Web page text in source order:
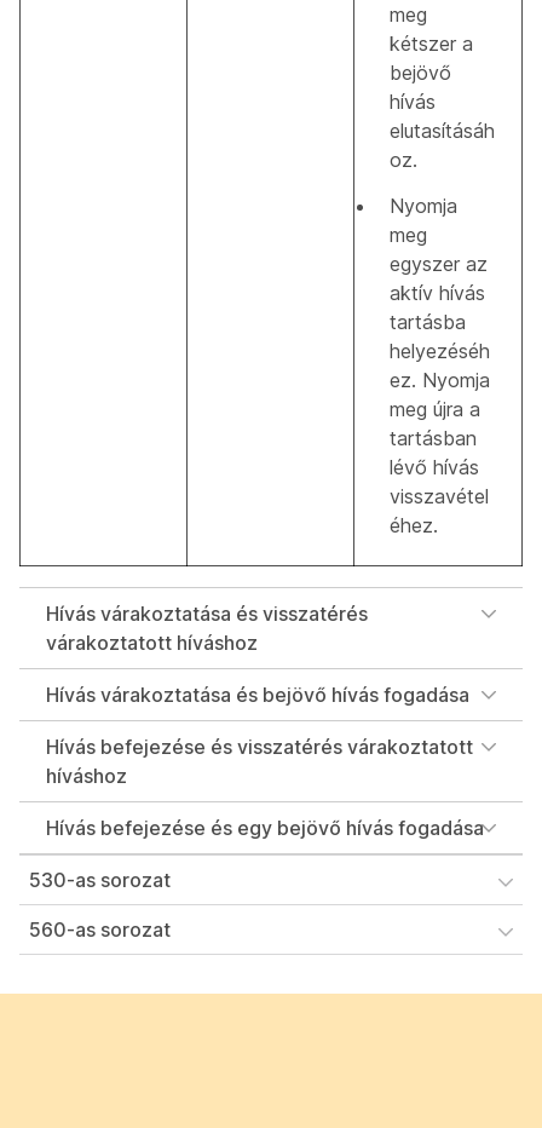
meg
kétszer a
bejövő
hívás
elutasításáh
oz.
Nyomja
meg
egyszer az
aktív hívás
tartásba
helyezéséh
ez. Nyomja
meg újra a
tartásban
lévő hívás
visszavétel
éhez.
Hívás várakoztatása és visszatérés
várakoztatott híváshoz
Hívás várakoztatása és bejövő hívás fogadása
Hívás befejezése és visszatérés várakoztatott
híváshoz
Hívás befejezése és egy bejövő hívás fogadása
530-as sorozat
560-as sorozat